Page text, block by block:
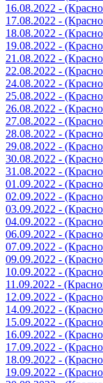
16.08.2022 -
17.08.2022 -
18.08.2022 -
19.08.2022 -
21.08.2022 -
22.08.2022 -
24.08.2022 -
25.08.2022 -
26.08.2022 -
27.08.2022 -
28.08.2022 -
29.08.2022 -
30.08.2022 -
31.08.2022 -
01.09.2022 -
02.09.2022 -
03.09.2022 -
04.09.2022 -
06.09.2022 -
07.09.2022 -
09.09.2022 -
10.09.2022 -
11.09.2022 -
12.09.2022 -
14.09.2022 -
15.09.2022 -
16.09.2022 -
17.09.2022 -
18.09.2022 -
19.09.2022 -